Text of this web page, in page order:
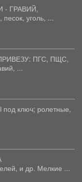
- ГРАВИЙ,
песок, уголь, ...
ПГС, ПЩС,
...
под ключ; ролетные,
и др. Мелкие ...